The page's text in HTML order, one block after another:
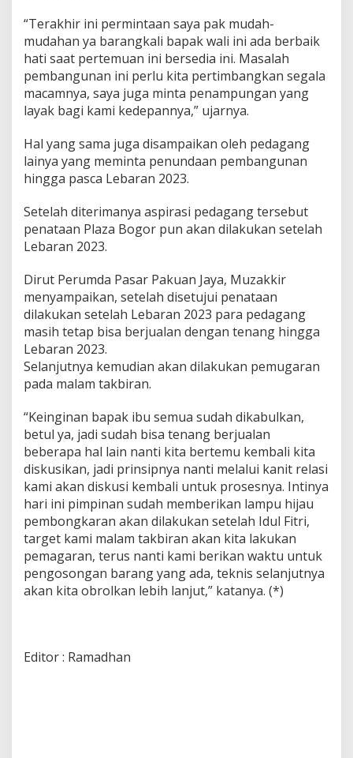
“Terakhir ini permintaan saya pak mudah-
mudahan ya barangkali bapak wali ini ada berbaik
hati saat pertemuan ini bersedia ini. Masalah
pembangunan ini perlu kita pertimbangkan segala
macamnya, saya juga minta penampungan yang
layak bagi kami kedepannya,” ujarnya.
Hal yang sama juga disampaikan oleh pedagang
lainya yang meminta penundaan pembangunan
hingga pasca Lebaran 2023.
Setelah diterimanya aspirasi pedagang tersebut
penataan Plaza Bogor pun akan dilakukan setelah
Lebaran 2023.
Dirut Perumda Pasar Pakuan Jaya, Muzakkir
menyampaikan, setelah disetujui penataan
dilakukan setelah Lebaran 2023 para pedagang
masih tetap bisa berjualan dengan tenang hingga
Lebaran 2023.
Selanjutnya kemudian akan dilakukan pemugaran
pada malam takbiran.
“Keinginan bapak ibu semua sudah dikabulkan,
betul ya, jadi sudah bisa tenang berjualan
beberapa hal lain nanti kita bertemu kembali kita
diskusikan, jadi prinsipnya nanti melalui kanit relasi
kami akan diskusi kembali untuk prosesnya. Intinya
hari ini pimpinan sudah memberikan lampu hijau
pembongkaran akan dilakukan setelah Idul Fitri,
target kami malam takbiran akan kita lakukan
pemagaran, terus nanti kami berikan waktu untuk
pengosongan barang yang ada, teknis selanjutnya
akan kita obrolkan lebih lanjut,” katanya. (*)
Editor : Ramadhan